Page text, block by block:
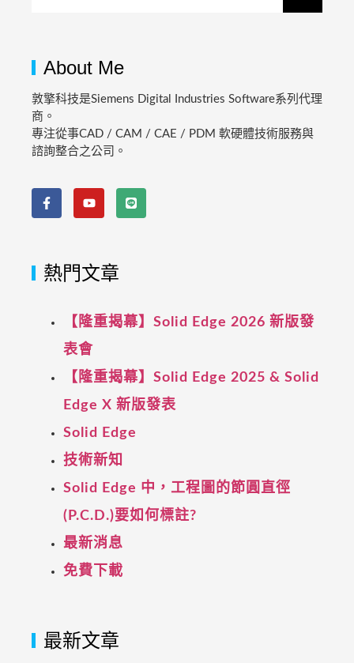
About Me
敦擎科技是Siemens Digital Industries Software系列代理
商。
專注從事CAD / CAM / CAE / PDM 軟硬體技術服務與
諮詢整合之公司。
熱門文章
【隆重揭幕】Solid Edge 2026 新版發
表會
【隆重揭幕】Solid Edge 2025 & Solid
Edge X 新版發表
Solid Edge
技術新知
Solid Edge 中，工程圖的節圓直徑
(P.C.D.)要如何標註?
最新消息
免費下載
最新文章